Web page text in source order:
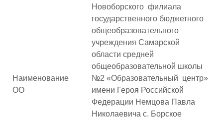
Наименование
ОО
Новоборского филиала
государственного бюджетного
общеобразовательного
учреждения Самарской
области средней
общеобразовательной школы
№2 «Образовательный центр»
имени Героя Российской
Федерации Немцова Павла
Николаевича с. Борское